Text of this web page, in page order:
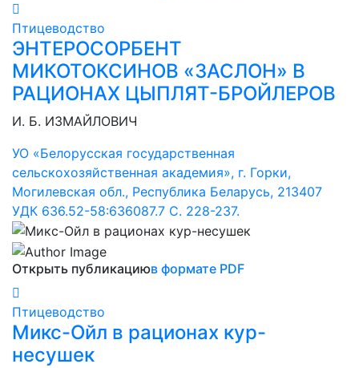
Птицеводство
ЭНТЕРОСОРБЕНТ
МИКОТОКСИНОВ «ЗАСЛОН» В
РАЦИОНАХ ЦЫПЛЯТ-БРОЙЛЕРОВ
И. Б. ИЗМАЙЛОВИЧ
УО «Белорусская государственная
сельскохозяйственная академия», г. Горки,
Могилевская обл., Республика Беларусь, 213407
УДК 636.52-58:636087.7 С. 228-237.
Открыть публикациюв формате PDF
Птицеводство
Микс-Ойл в рационах кур-
несушек